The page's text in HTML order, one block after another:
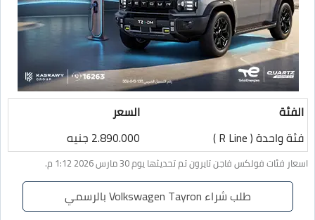
الفئة
السعر
فئة واحدة ( R Line )
2.890.000 جنيه
اسعار فئات فولكس فاجن تايرون تم تحديثها يوم 30 مارس 2026 1:12 م.
طلب شراء Volkswagen Tayron بالرسمي